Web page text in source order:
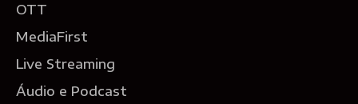
OTT
MediaFirst
Live Streaming
Áudio e Podcast